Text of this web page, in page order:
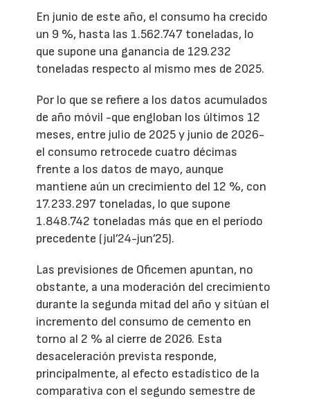
En junio de este año, el consumo ha crecido
un 9 %, hasta las 1.562.747 toneladas, lo
que supone una ganancia de 129.232
toneladas respecto al mismo mes de 2025.
Por lo que se refiere a los datos acumulados
de año móvil -que engloban los últimos 12
meses, entre julio de 2025 y junio de 2026-
el consumo retrocede cuatro décimas
frente a los datos de mayo, aunque
mantiene aún un crecimiento del 12 %, con
17.233.297 toneladas, lo que supone
1.848.742 toneladas más que en el período
precedente (jul’24-jun’25).
Las previsiones de Oficemen apuntan, no
obstante, a una moderación del crecimiento
durante la segunda mitad del año y sitúan el
incremento del consumo de cemento en
torno al 2 % al cierre de 2026. Esta
desaceleración prevista responde,
principalmente, al efecto estadístico de la
comparativa con el segundo semestre de